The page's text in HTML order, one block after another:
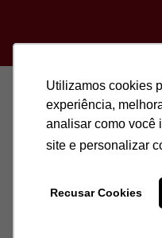
Utilizamos cookies
experiência,
analisar como você
site e personalizar
Recusar Cookies
Utilizamos cookies
experiência,
analisar como você
site e personalizar
Recusar Cookies
Todos os